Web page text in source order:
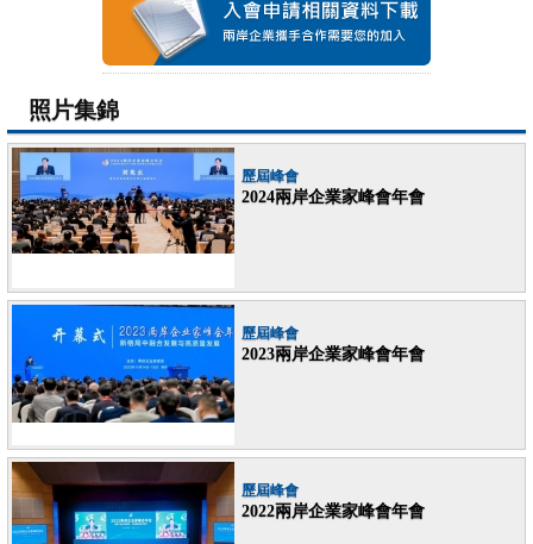
照片集錦
歷屆峰會
2024兩岸企業家峰會年會
歷屆峰會
2023兩岸企業家峰會年會
歷屆峰會
2022兩岸企業家峰會年會